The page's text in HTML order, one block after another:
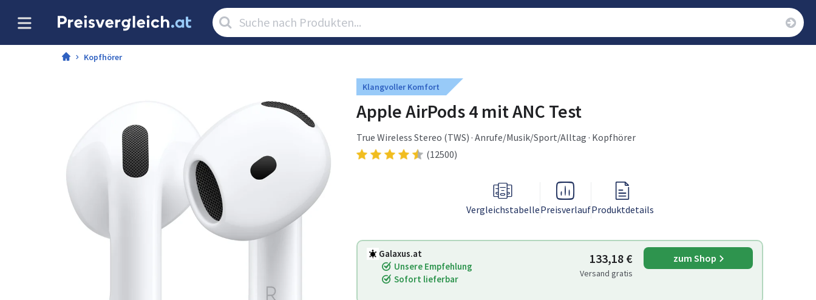
Artikel
suchen:
Kopfhörer
Klangvoller Komfort
Apple AirPods 4 mit ANC Test
True Wireless Stereo (TWS) · Anrufe/Musik/Sport/Alltag · Kopfhörer
(12500)
VergleichstabellePreisverlaufProduktdetails
Galaxus.at
Unsere Empfehlung
Sofort lieferbar
133,18 €
Versand gratis
zum Shop